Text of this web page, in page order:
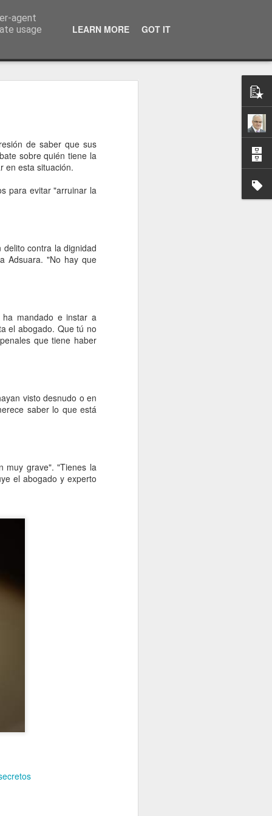
de saber que sus
sobre quién tiene la
en esta situación.
para evitar "arruinar la
contra la dignidad
Adsuara. "No hay que
mandado e instar a
el abogado. Que tú no
que tiene haber
visto desnudo o en
saber lo que está
muy grave". "Tienes la
el abogado y experto
agent
usage
LEARN MORE GOT IT